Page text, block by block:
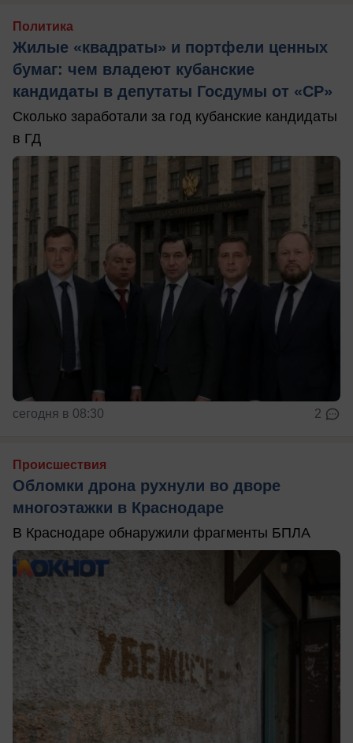
Политика
Жилые «квадраты» и портфели ценных
бумаг: чем владеют кубанские
кандидаты в депутаты Госдумы от «СР»
Сколько заработали за год кубанские кандидаты
в ГД
сегодня в 08:30 2
Происшествия
Обломки дрона рухнули во дворе
многоэтажки в Краснодаре
В Краснодаре обнаружили фрагменты БПЛА